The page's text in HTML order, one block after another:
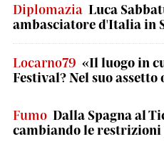
Diplomazia Luca
ambasciatore d'Italia in
Locarno79 «Il luogo in
Festival? Nel suo
Fumo Dalla Spagna al
cambiando le